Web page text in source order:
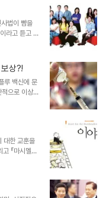
할 부분이 없지 않은 건 아닙니
러나 우리의 현실을 뒤돌아 볼 때
. ▲ 우리나라의 재벌에 관한 서적
다.일제의 침략이 끝난..
법이 뺨을
라고 듣고 보
있는 그 곳에
입양을 가
된다고 합
각을 하게 된
집안의 종교
위가 자리 잡
상?!
루 백신에 문
으로 이상
런 것을 잘하
"이라는 기
접종한 후 집
기사입니다.
이 되었다
로 보아서는
대한 교훈을
『마시멜로
상 살이에 얽
많기도 하
것에... 또